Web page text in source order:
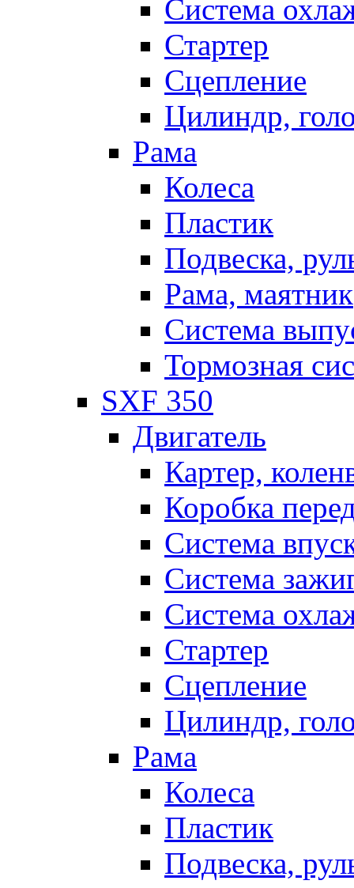
Система
Стартер
Сцепление
Цилиндр,
Рама
Колеса
Пластик
Подвеска,
Рама, маятник
Система
Тормозная
SXF 350
Двигатель
Картер,
Коробка
Система
Система
Система
Стартер
Сцепление
Цилиндр,
Рама
Колеса
Пластик
Подвеска,